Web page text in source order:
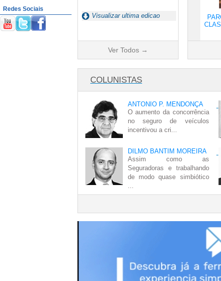
Redes Sociais
Visualizar ultima edicao
Ver Todos →
COLUNISTAS
ANTONIO P. MENDONÇA
O aumento da concorrência
no seguro de veículos
incentivou a cri...
DILMO BANTIM MOREIRA
Assim como as
Seguradoras e trabalhando
de modo quase simbiótico
...